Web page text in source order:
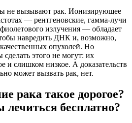
не вызывают рак. Ионизирующее
— рентгеновские, гамма‑лучи
излучения — обладает
навредить ДНК и, возможно,
опухолей. Но
этого не могут: их
и слишком низкое. А доказательств
может вызвать рак, нет.
рака такое дорогое?
лечиться бесплатно?